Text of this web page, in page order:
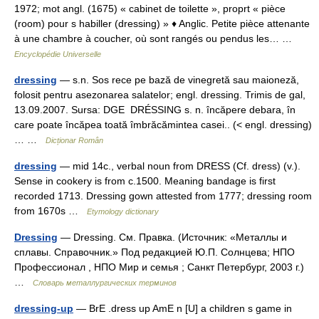
1972; mot angl. (1675) « cabinet de toilette », proprt « pièce
(room) pour s habiller (dressing) » ♦ Anglic. Petite pièce attenante
à une chambre à coucher, où sont rangés ou pendus les… …
Encyclopédie Universelle
dressing — s.n. Sos rece pe bază de vinegretă sau maioneză,
folosit pentru asezonarea salatelor; engl. dressing. Trimis de gal,
13.09.2007. Sursa: DGE DRÉSSING s. n. încăpere debara, în
care poate încăpea toată îmbrăcămintea casei.. (< engl. dressing)
Dicționar Român
dressing — mid 14c., verbal noun from DRESS (Cf. dress) (v.).
Sense in cookery is from c.1500. Meaning bandage is first
recorded 1713. Dressing gown attested from 1777; dressing room
from 1670s …
Etymology dictionary
Dressing — Dressing. См. Правка. (Источник: «Металлы и
сплавы. Справочник.» Под редакцией Ю.П. Солнцева; НПО
Профессионал , НПО Мир и семья ; Санкт Петербург, 2003 г.)
Словарь металлургических терминов
dressing-up — BrE .dress up AmE n [U] a children s game in